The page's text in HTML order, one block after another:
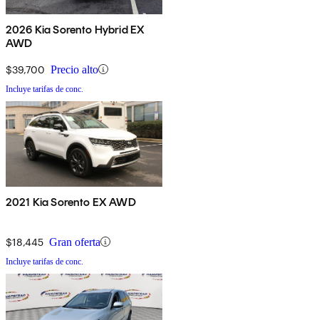
2026 Kia Sorento Hybrid EX
AWD
$39,700 Precio alto
Incluye tarifas de conc.
2021 Kia Sorento EX AWD
$18,445 Gran oferta
Incluye tarifas de conc.